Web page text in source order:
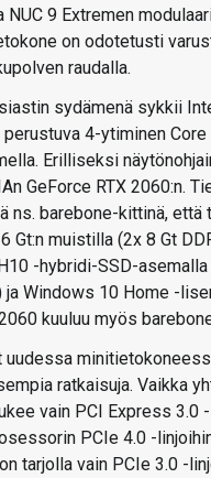
NUC 9 Extremen
on odotetusti
raudalla.
sydämenä sykkii
4-ytiminen
Erilliseksi
GeForce RTX 2060:n.
ns. barebone-kittinä, että
Gt:n muistilla (2x 8 Gt
-hybridi-SSD-asemalla
ja Windows 10 Home -
kuuluu myös
uudessa
ratkaisuja. Vaikka
vain PCI Express 3.0
PCIe 4.0 -
tarjolla vain PCIe 3.0 -